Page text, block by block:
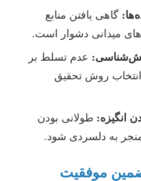
گاهی یافتن منابع
میدانی دشوار است.
عدم تسلط بر
روش تحقیق
انگیزه: طولانی بودن
منجر به دلسردی شود.
موفقیت